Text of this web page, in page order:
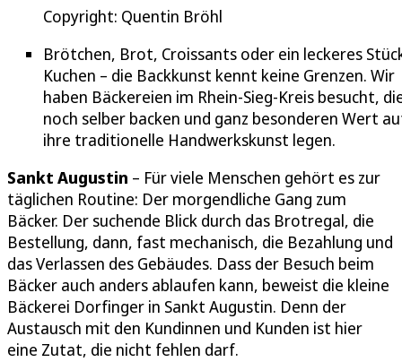
Copyright: Quentin Bröhl
Brötchen, Brot, Croissants oder ein leckeres
Kuchen – die Backkunst kennt keine Grenzen. Wir
haben Bäckereien im Rhein-Sieg-Kreis besucht,
noch selber backen und ganz besonderen Wert
ihre traditionelle Handwerkskunst legen.
Sankt Augustin – Für viele Menschen gehört es zur
täglichen Routine: Der morgendliche Gang zum
Bäcker. Der suchende Blick durch das Brotregal, die
Bestellung, dann, fast mechanisch, die Bezahlung und
das Verlassen des Gebäudes. Dass der Besuch beim
Bäcker auch anders ablaufen kann, beweist die kleine
Bäckerei Dorfinger in Sankt Augustin. Denn der
Austausch mit den Kundinnen und Kunden ist hier
eine Zutat, die nicht fehlen darf.